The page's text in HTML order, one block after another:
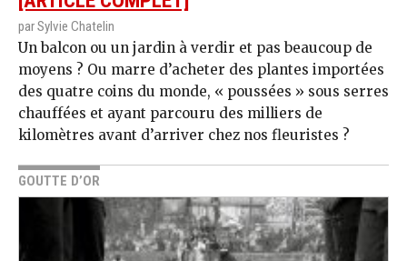
par Sylvie Chatelin
Un balcon ou un jardin à verdir et pas beaucoup de
moyens ? Ou marre d’acheter des plantes importées
des quatre coins du monde, « poussées » sous serres
chauffées et ayant parcouru des milliers de
kilomètres avant d’arriver chez nos fleuristes ?
GOUTTE D’OR